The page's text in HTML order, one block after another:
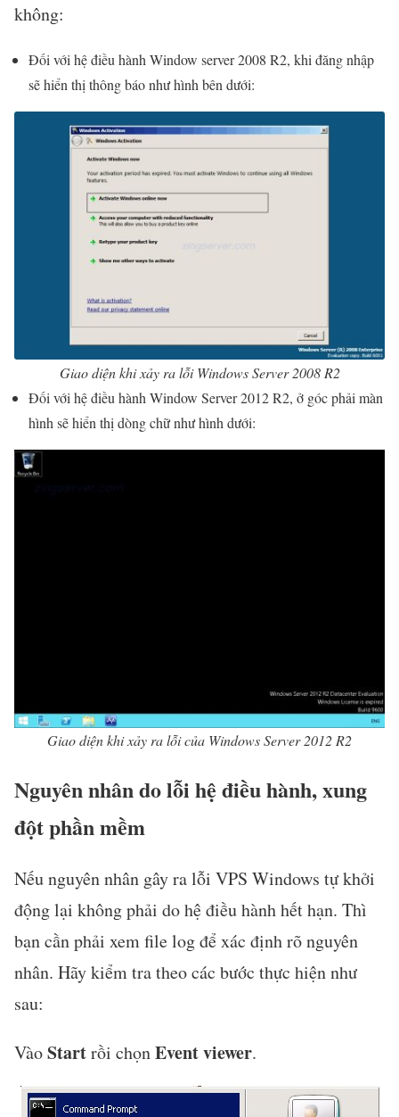
không:
Đối với hệ điều hành Window server 2008 R2, khi đăng nhập
sẽ hiển thị thông báo như hình bên dưới:
Giao diện khi xảy ra lỗi Windows Server 2008 R2
Đối với hệ điều hành Window Server 2012 R2, ở góc phải màn
hình sẽ hiển thị dòng chữ như hình dưới:
Giao diện khi xảy ra lỗi của Windows Server 2012 R2
Nguyên nhân do lỗi hệ điều hành, xung
đột phần mềm
Nếu nguyên nhân gây ra lỗi VPS Windows tự khởi
động lại không phải do hệ điều hành hết hạn. Thì
bạn cần phải xem file log để xác định rõ nguyên
nhân. Hãy kiểm tra theo các bước thực hiện như
sau:
VàoStartrồi chọnEvent viewer.